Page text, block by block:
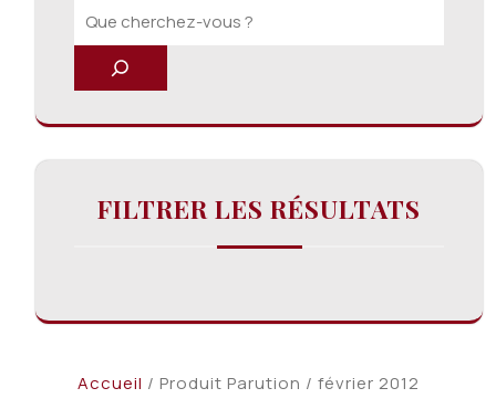
Accueil / Produit Parution / février 2012
FILTRER LES RÉSULTATS